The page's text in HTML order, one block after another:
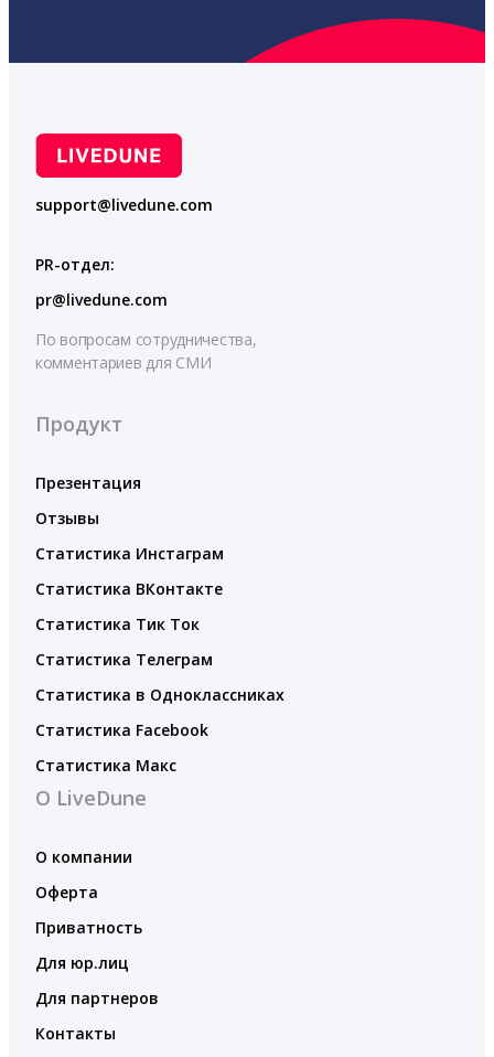
support@livedune.com
PR-отдел:
pr@livedune.com
По вопросам сотрудничества,
комментариев для СМИ
Продукт
Презентация
Отзывы
Статистика Инстаграм
Статистика ВКонтакте
Статистика Тик Ток
Статистика Телеграм
Статистика в Одноклассниках
Статистика Facebook
Статистика Макс
О LiveDune
О компании
Оферта
Приватность
Для юр.лиц
Для партнеров
Контакты